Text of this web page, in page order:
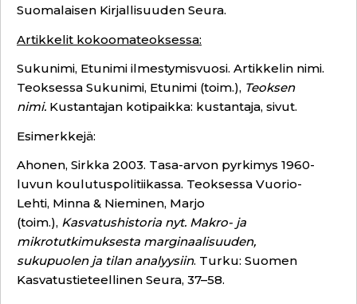
Suomalaisen Kirjallisuuden Seura.
Artikkelit kokoomateoksessa:
Sukunimi, Etunimi ilmestymisvuosi. Artikkelin nimi.
Teoksessa Sukunimi, Etunimi (toim.), Teoksen
nimi. Kustantajan kotipaikka: kustantaja, sivut.
Esimerkkejä:
Ahonen, Sirkka 2003. Tasa-arvon pyrkimys 1960-
luvun koulutuspolitiikassa. Teoksessa Vuorio-
Lehti, Minna & Nieminen, Marjo
(toim.), Kasvatushistoria nyt. Makro- ja
mikrotutkimuksesta marginaalisuuden,
sukupuolen ja tilan analyysiin. Turku: Suomen
Kasvatustieteellinen Seura, 37–58.